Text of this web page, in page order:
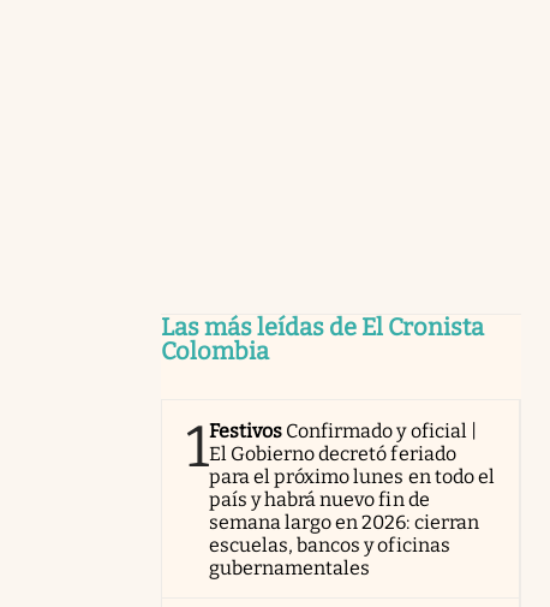
Las más leídas de El Cronista
Colombia
1Festivos Confirmado y oficial |
El Gobierno decretó feriado
para el próximo lunes en todo el
país y habrá nuevo fin de
semana largo en 2026: cierran
escuelas, bancos y oficinas
gubernamentales